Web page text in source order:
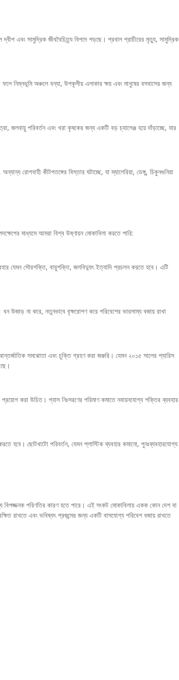
দ্বীপ এবং সামুদ্রিক জীববৈচিত্র্য বিপদে পড়ছে। প্রবাল প্রাচীরের মৃত্যু, সামুদ্রিক
নিম্নভূমি অঞ্চলে বন্যা, উপকূলীয় এলাকার ক্ষয় এবং মানুষের বসবাসের জন্য
জলবায়ু পরিবর্তন এবং খরা কৃষকের জন্য একটি বড় চ্যালেঞ্জ হয়ে দাঁড়াচ্ছে, যার
রোগবাহী কীটপতঙ্গের বিস্তার ঘটাচ্ছে, যা ম্যালেরিয়া, ডেঙ্গু, চিকুনগুনিয়া
মাধ্যমে আমরা বিশ্ব উষ্ণায়ন মোকাবিলা করতে পারি:
যেমন সৌরশক্তি, বায়ুশক্তি, জলবিদ্যুৎ ইত্যাদি প্রচলন করতে হবে। এটি
উজাড় না করে, নতুনভাবে বৃক্ষরোপণ করে পরিবেশের ভারসাম্য বজায় রাখা
সমঝোতা এবং চুক্তি গ্রহণ করা জরুরি। যেমন ২০১৫ সালের প্যারিস
করা উচিত। গ্যাস নিঃসরণের পরিমাণ কমাতে নবায়নযোগ্য শক্তির ব্যবহার
হবে। ছোটখাটো পরিবর্তন, যেমন প্লাস্টিক ব্যবহার কমানো, পুনঃব্যবহারযোগ্য
বিপজ্জনক পরিণতির কারণ হতে পারে। এই সংকট মোকাবিলায় একক কোন দেশ বা
রাখতে এবং ভবিষ্যৎ প্রজন্মের জন্য একটি বাসযোগ্য পরিবেশ বজায় রাখতে